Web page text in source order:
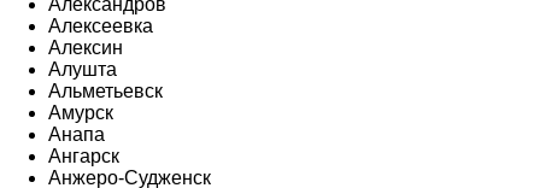
Александров
Алексеевка
Алексин
Алушта
Альметьевск
Амурск
Анапа
Ангарск
Анжеро-Судженск